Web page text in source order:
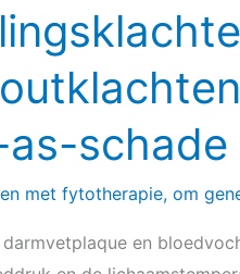
schade
met fytotherapie, om
en